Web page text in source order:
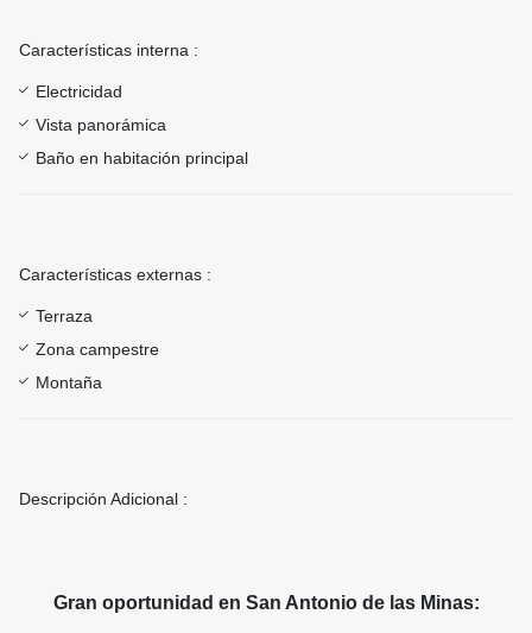
Características interna :
Electricidad
Vista panorámica
Baño en habitación principal
Características externas :
Terraza
Zona campestre
Montaña
Descripción Adicional :
Gran oportunidad en San Antonio de las Minas: